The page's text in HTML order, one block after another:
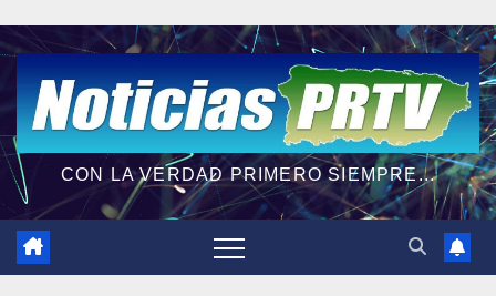
CON LA VERDAD PRIMERO SIEMPRE...